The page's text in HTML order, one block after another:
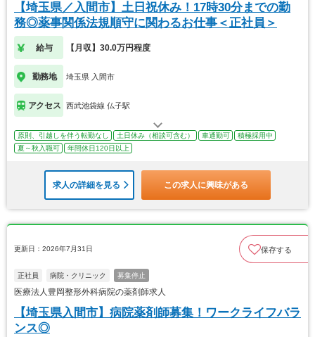
【埼玉県／入間市】土日祝休み！17時30分までの勤
務◎薬事関係法規順守に関わるお仕事＜正社員＞
給与 【月収】30.0万円程度
勤務地 埼玉県 入間市
アクセス 西武池袋線 仏子駅
原則、引越しを伴う転勤なし 土日休み（相談可含む） 車通勤可
積極採用中
夏～秋入職可
年間休日120日以上
求人の詳細を見る この求人に興味がある
更新日：2026年7月31日 保存する
正社員 病院・クリニック 募集停止
医療法人豊岡整形外科病院の薬剤師求人
【埼玉県入間市】病院薬剤師募集！ワークライフバラ
ンス◎